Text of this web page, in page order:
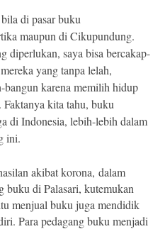
di pasar buku
maupun di Cikupundung.
diperlukan, saya bisa bercakap-
yang tanpa lelah,
bangun karena memilih hidup
kita tahu, buku
di Indonesia, lebih-lebih dalam
ini.
akibat korona, dalam
buku di Palasari, kutemukan
menjual buku juga mendidik
Para pedagang buku menjadi